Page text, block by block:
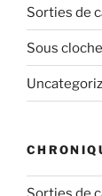
Sorties de
Sous cloche